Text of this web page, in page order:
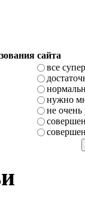
сайта
все супер
нужно
не очень